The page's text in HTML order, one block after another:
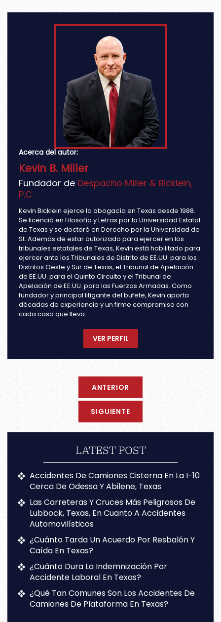
Acerca del autor:
Kevin B. Miller
Fundador de Despacho Miller & Bicklein,
P.C.
Kevin Bicklein ejerce la abogacía en Texas desde 1988.
Se licenció en Filosofía y Letras por la Universidad Estatal
de Texas y se doctoró en Derecho por la Universidad de
St. Además de estar autorizado para ejercer en los
tribunales estatales de Texas, Kevin está habilitado para
ejercer ante los Tribunales de Distrito de EE.UU. para los
Distritos Oeste y Sur de Texas, el Tribunal de Apelación
de EE.UU. para el Quinto Circuito y el Tribunal de
Apelación de EE.UU. para las Fuerzas Armadas. Como
fundador y principal litigante del bufete, Kevin aporta
décadas de experiencia y un firme compromiso con
cada caso que lleva.
VER PERFIL
ANTERIOR
SIGUIENTE
LATEST POST
Accidentes De Camiones Cisterna En La I-10
Cerca De Odessa Y Abilene, Texas
Las Carreteras Y Cruces Más Peligrosos De
Lubbock, Texas, En Cuanto A Accidentes
Automovilísticos
¿Cuánto Tarda Un Acuerdo Por Resbalón Y
Caída En Texas?
¿Cuánto Dura La Indemnización Por
Accidente Laboral En Texas?
¿Qué Tan Comunes Son Los Accidentes De
Camiones De Plataforma En Texas?